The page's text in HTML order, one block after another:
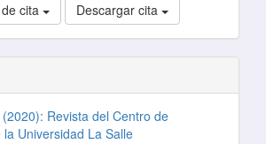
cita Descargar cita
Revista del Centro de
Universidad La Salle